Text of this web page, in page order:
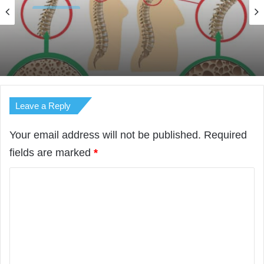
08/01/2024
Top 05 Loại Sữa Bổ Sung Canxi Tốt Nhất
Cho Người Loãng Xương
Leave a Reply
Your email address will not be published. Required
fields are marked *